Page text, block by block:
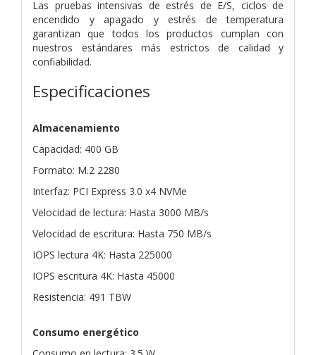
Las pruebas intensivas de estrés de E/S, ciclos de
encendido y apagado y estrés de temperatura
garantizan que todos los productos cumplan con
nuestros estándares más estrictos de calidad y
confiabilidad.
Especificaciones
Almacenamiento
Capacidad: 400 GB
Formato: M.2 2280
Interfaz: PCI Express 3.0 x4 NVMe
Velocidad de lectura: Hasta 3000 MB/s
Velocidad de escritura: Hasta 750 MB/s
IOPS lectura 4K: Hasta 225000
IOPS escritura 4K: Hasta 45000
Resistencia: 491 TBW
Consumo energético